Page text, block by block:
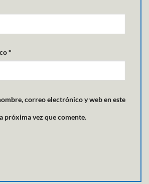
*
correo electrónico y web en este
próxima vez que comente.